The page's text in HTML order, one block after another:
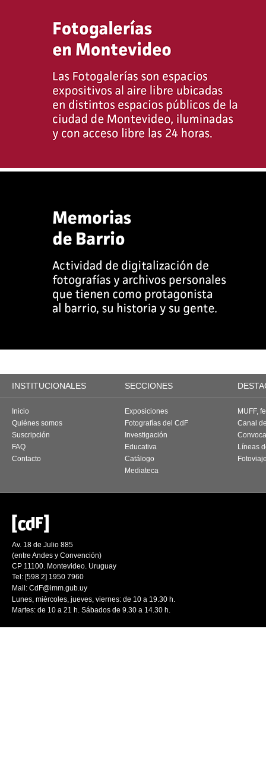
INSTITUCIONALES SECCIONES
Inicio
Quiénes somos
Suscripción
FAQ
Contacto
Exposiciones
Fotografías del CdF
Investigación
Educativa
Catálogo
Mediateca
MUFF,
Canal
Líneas
Av. 18 de Julio 885
(entre Andes y Convención)
CP 11100. Montevideo. Uruguay
Tel: [598 2] 1950 7960
Mail: CdF@imm.gub.uy
Lunes, miércoles, jueves, viernes: de 10 a 19.30 h.
Martes: de 10 a 21 h. Sábados de 9.30 a 14.30 h.